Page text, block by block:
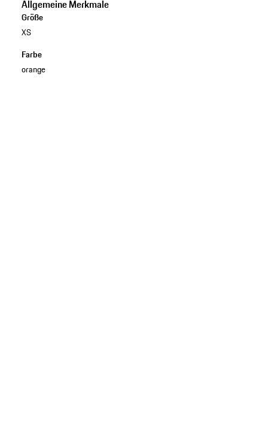
Allgemeine Merkmale
Größe
XS
Farbe
orange